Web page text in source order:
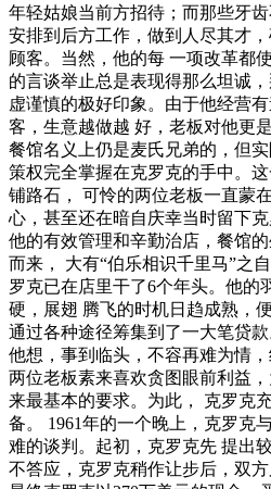
年轻姑娘当前方招待；而那些牙
安排到后方工作，做到人尽其才
顾客。当然，他的每 一项改革都
的言谈举止总是表现得那么坦诚
虚谨慎的极好印象。由于他经营
客，生意越做越 好，老板对他更
餐馆名义上仍是麦氏兄弟的，但
策权完全掌握在克罗克的手中。
铺路石， 可怜的两位老板一直蒙
心，甚至还在暗自庆幸当时留下
他的有效管理和辛勤治店，餐馆
而来， 大有“伯乐相识千里马”之
罗克已在店里干了6个年头。他的
硬，展翅 腾飞的时机日趋成熟，
通过各种途径筹集到了一大笔贷
他想，事到临头，不容再难为情
两位老板素来喜欢贪图眼前利益
来最基本的要求。为此， 克罗克
备。 1961年的一个晚上，克罗克
难的谈判。起初，克罗克先 提出
不答应，克罗克稍作让步后，双